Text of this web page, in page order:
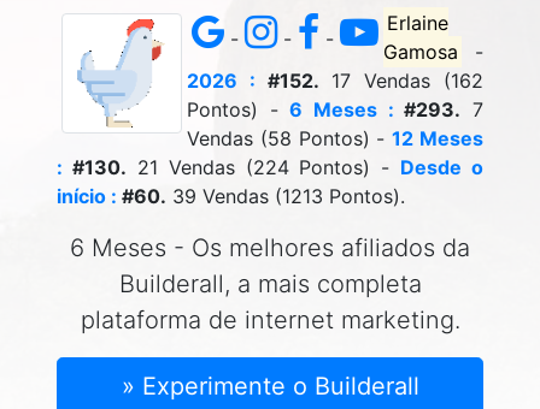
- - -
Erlaine
Gamosa
-
2026 : #152. 17 Vendas (162
Pontos) -6 Meses : #293. 7
Vendas (58 Pontos) -12 Meses
: #130. 21 Vendas (224 Pontos) - Desde o
início : #60. 39 Vendas (1213 Pontos).
6 Meses - Os melhores afiliados da
Builderall, a mais completa
plataforma de internet marketing.
» Experimente o Builderall